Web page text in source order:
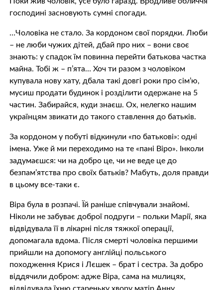
господині засновують сумні спогади.
…Чоловіка не стало. За кордоном свої порядки. Люби
– не люби чужих дітей, дбай про них – вони своє
знають: у спадок їм повинна перейти батькова частка
майна. Тобі ж – п’ята… Хоч ти разом з чоловіком
купувала нову хату, дбала такі довгі роки про сімʼю,
мусиш продати будинок і розділити одержане на 5
частин. Забирайся, куди знаєш. Ох, нелегко нашим
українцям звикати до такого ставлення до батьків.
За кордоном у побуті відкинули «по батькові»: одні
імена. Уже й ми переходимо на те «пані Віро». Інколи
задумаєшся: чи на добро це, чи не веде це до
безпам’ятства про своїх батьків? Мабуть, доля правди
в цьому все-таки є.
Віра була в розпачі. Їй раніше співчували знайомі.
Ніколи не забуває доброї подруги – польки Марії, яка
відвідувала її в лікарні після тяжкої oпeрації,
допомагала вдома. Після смepті чоловіка першими
прийшли на допомогу англійці польського
походження Крися і Лєшек – брат і сестра. За добро
віддячили добром: адже Віра, сама на мuлицях,